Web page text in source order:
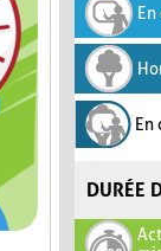
En
DURÉE